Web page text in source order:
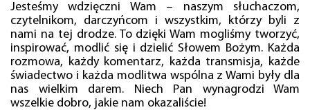
Jesteśmy wdzięczni Wam – naszym słuchaczom,
czytelnikom, darczyńcom i wszystkim, którzy byli z
nami na tej drodze. To dzięki Wam mogliśmy tworzyć,
inspirować, modlić się i dzielić Słowem Bożym. Każda
rozmowa, każdy komentarz, każda transmisja, każde
świadectwo i każda modlitwa wspólna z Wami były dla
nas wielkim darem. Niech Pan wynagrodzi Wam
wszelkie dobro, jakie nam okazaliście!